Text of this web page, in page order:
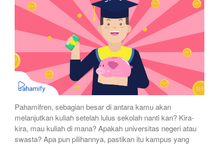
Pahamifren, sebagian besar di antara kamu akan
melanjutkan kuliah setelah lulus sekolah nanti kan? Kira-
kira, mau kuliah di mana? Apakah universitas negeri atau
swasta? Apa pun pilihannya, pastikan itu kampus yang